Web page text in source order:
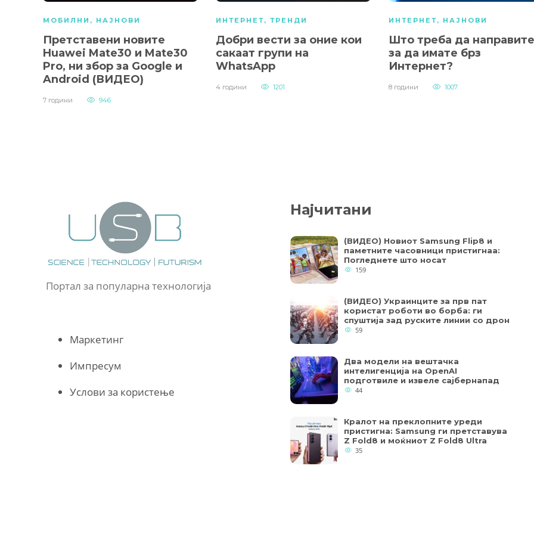
МОБИЛНИ , НАЈНОВИ
Претставени новите
Huawei Mate30 и Mate30
Pro, ни збор за Google и
Android (ВИДЕО)
7 години 946
ИНТЕРНЕТ, ТРЕНДИ
Добри вести за оние кои
сакаат групи на
WhatsApp
4 години 1201
ИНТЕРНЕТ, НАЈНОВИ
Што треба да направите
за да имате брз
Интернет?
8 години 1007
Портал за популарна технологија
Маркетинг
Импресум
Услови за користење
Најчитани
(ВИДЕО) Новиот Samsung Flip8 и
паметните часовници пристигнаа:
Погледнете што носат
159
(ВИДЕО) Украинците за прв пат
користат роботи во борба: ги
спуштија зад руските линии со дрон
59
Два модели на вештачка
интелигенција на OpenAI
подготвиле и извеле сајбернапад
44
Кралот на преклопните уреди
пристигна: Samsung ги претставува
Z Fold8 и моќниот Z Fold8 Ultra
35